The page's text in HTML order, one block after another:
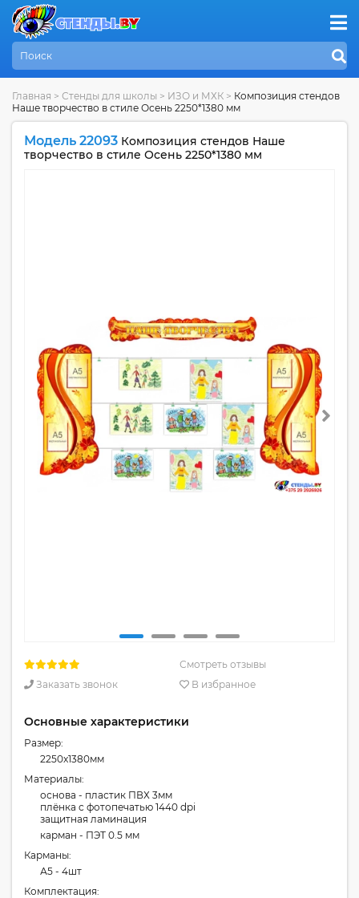
Главная > Стенды для школы > ИЗО и МХК > Композиция стендов
Наше творчество в стиле Осень 2250*1380 мм
Модель 22093 Композиция стендов Наше
творчество в стиле Осень 2250*1380 мм
Смотреть отзывы
Заказать звонок
В избранное
Основные характеристики
Размер:
2250x1380мм
Материалы:
основа - пластик ПВХ 3мм
плёнка с фотопечатью 1440 dpi
защитная ламинация
карман - ПЭТ 0.5 мм
Карманы:
А5 - 4шт
Комплектация: